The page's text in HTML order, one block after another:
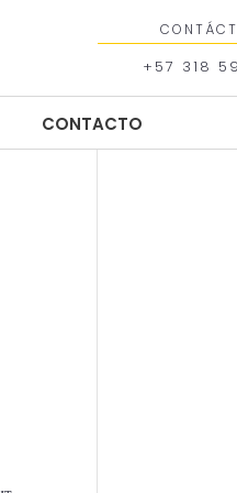
+57 318
CONTACTO
CONTACTO